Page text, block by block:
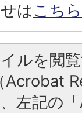
はこちら
ルを閲
Acrobat
左記の